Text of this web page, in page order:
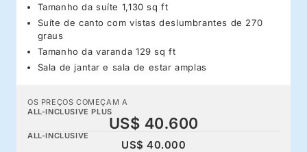
Tamanho da suíte 1,130 sq ft
Suíte de canto com vistas deslumbrantes de 270
graus
Tamanho da varanda 129 sq ft
Sala de jantar e sala de estar amplas
OS PREÇOS COMEÇAM A
ALL-INCLUSIVE PLUS
US$ 40.600
ALL-INCLUSIVE
US$ 40.000